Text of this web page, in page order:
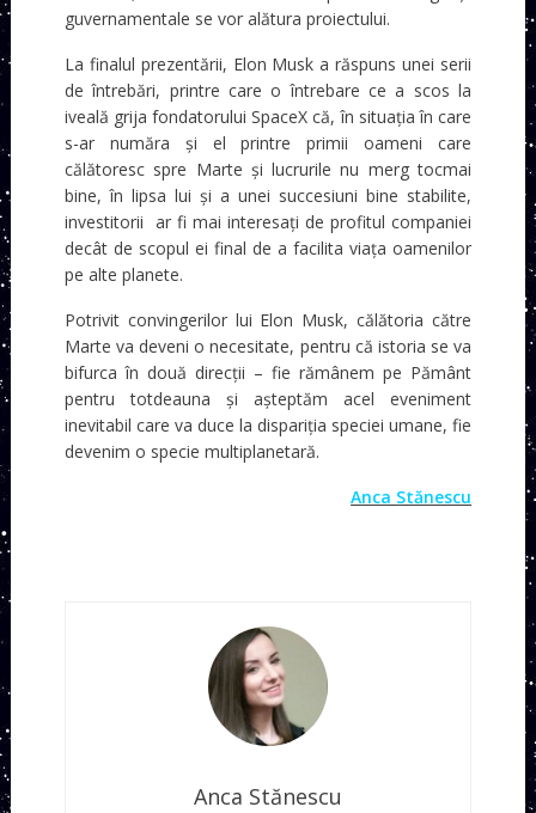
guvernamentale se vor alătura proiectului.
La finalul prezentării, Elon Musk a răspuns unei serii
de întrebări, printre care o întrebare ce a scos la
iveală grija fondatorului SpaceX că, în situația în care
s-ar număra și el printre primii oameni care
călătoresc spre Marte și lucrurile nu merg tocmai
bine, în lipsa lui și a unei succesiuni bine stabilite,
investitorii ar fi mai interesați de profitul companiei
decât de scopul ei final de a facilita viața oamenilor
pe alte planete.
Potrivit convingerilor lui Elon Musk, călătoria către
Marte va deveni o necesitate, pentru că istoria se va
bifurca în două direcții – fie rămânem pe Pământ
pentru totdeauna și așteptăm acel eveniment
inevitabil care va duce la dispariția speciei umane, fie
devenim o specie multiplanetară.
Anca Stănescu
Anca Stănescu